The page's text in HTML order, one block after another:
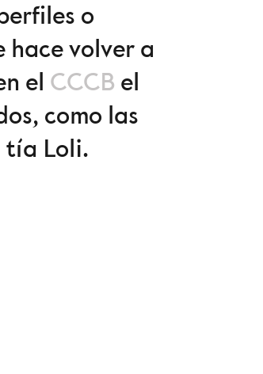
o
hace volver a
el CCCB el
como las
tía Loli.